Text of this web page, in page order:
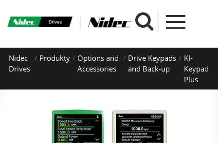
Nidec
Drives
Produkty
Options and
Accessories
Drive Keypads
and Back-up
KI-
Keypad
Plus